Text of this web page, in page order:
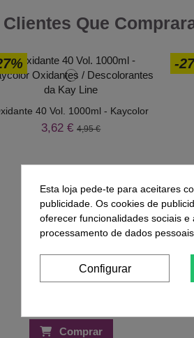
Clientes Que
40 Vol. 1000ml - Kaycolor
3,62 €4,95 €
Comprar
-
Esta loja pede-te para aceitares
publicidade. Os cookies de
oferecer funcionalidades sociais
processamento de dados
Configurar